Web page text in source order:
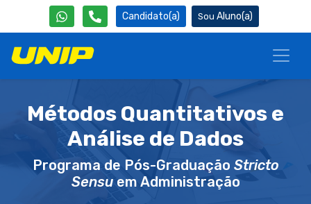
Candidato(a) Aluno(a)
Métodos Quantitativos e
Análise de Dados
Programa de Pós-Graduação Stricto
Sensuem Administração